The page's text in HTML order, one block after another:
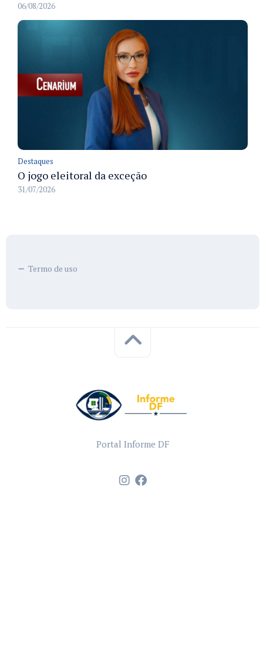
06/08/2026
Destaques
O jogo eleitoral da exceção
31/07/2026
Termo de uso
Portal Informe DF